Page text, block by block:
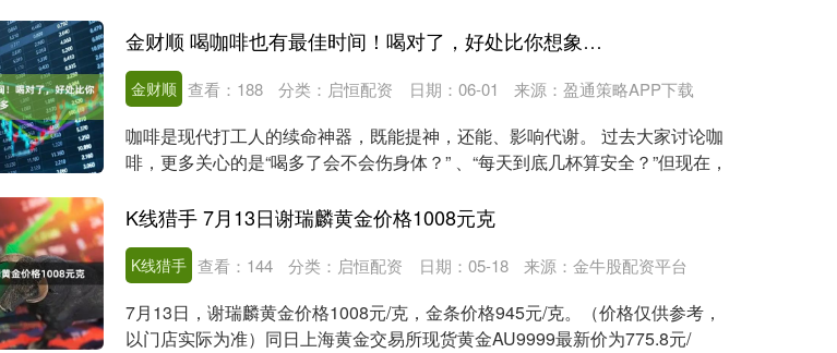
金财顺 喝咖啡也有最佳时间！喝对了，好处比你想象的多
金财顺 日期：06-01 来源：盈通策略APP下载
查看： 188 分类： 启恒配资
咖啡是现代打工人的续命神器，既能提神，还能、影响代谢。 过去大家讨论咖
啡，更多关心的是“喝多了会不会伤身体？” 、“每天到底几杯算安全？”但现在，
K线猎手 7月13日谢瑞麟黄金价格1008元克
K线猎手 日期：05-18 来源：金牛股配资平台
查看： 144 分类： 启恒配资
7月13日，谢瑞麟黄金价格1008元/克，金条价格945元/克。（价格仅供参考，
以门店实际为准）同日上海黄金交易所现货黄金AU9999最新价为775.8元/